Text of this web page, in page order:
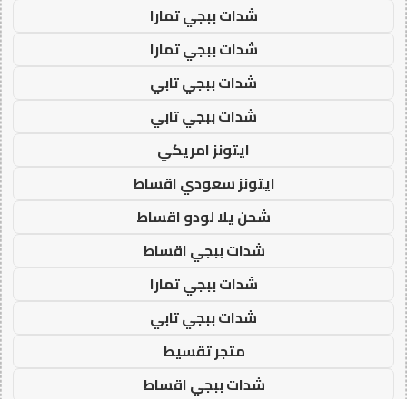
شدات ببجي تمارا
شدات ببجي تمارا
شدات ببجي تابي
شدات ببجي تابي
ايتونز امريكي
ايتونز سعودي اقساط
شحن يلا لودو اقساط
شدات ببجي اقساط
شدات ببجي تمارا
شدات ببجي تابي
متجر تقسيط
شدات ببجي اقساط